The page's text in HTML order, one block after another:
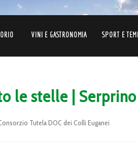
VINI E GASTRONOMIA SPORT E
le stelle |
Tutela DOC dei Colli Euganei